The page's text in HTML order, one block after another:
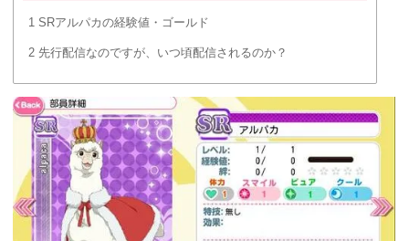
1 SRアルパカの経験値・ゴールド
2 先行配信なのですが、いつ頃配信されるのか？